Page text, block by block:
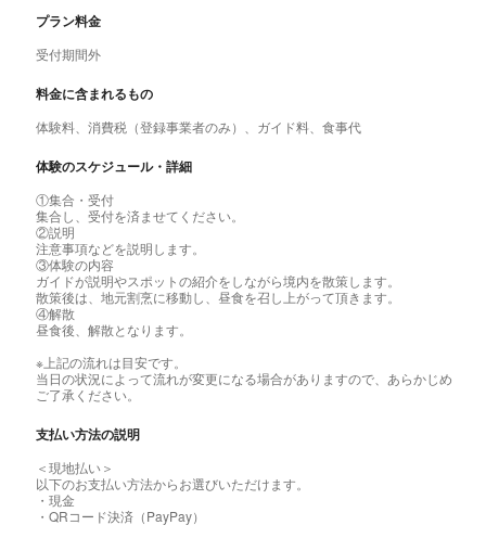
プラン料金
受付期間外
料金に含まれるもの
体験料、消費税（登録事業者のみ）、ガイド料、食事代
体験のスケジュール・詳細
①集合・受付
集合し、受付を済ませてください。
②説明
注意事項などを説明します。
③体験の内容
ガイドが説明やスポットの紹介をしながら境内を散策します。
散策後は、地元割烹に移動し、昼食を召し上がって頂きます。
④解散
昼食後、解散となります。
※上記の流れは目安です。
当日の状況によって流れが変更になる場合がありますので、あらかじめ
ご了承ください。
支払い方法の説明
＜現地払い＞
以下のお支払い方法からお選びいただけます。
・現金
・QRコード決済（PayPay）